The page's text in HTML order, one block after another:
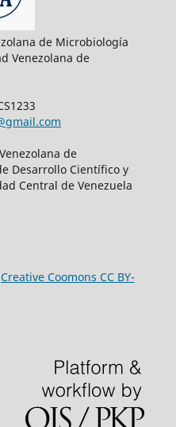
de Microbiología
Venezolana de
de
Desarrollo Científico y
Central de Venezuela
Creative Coomons CC BY-